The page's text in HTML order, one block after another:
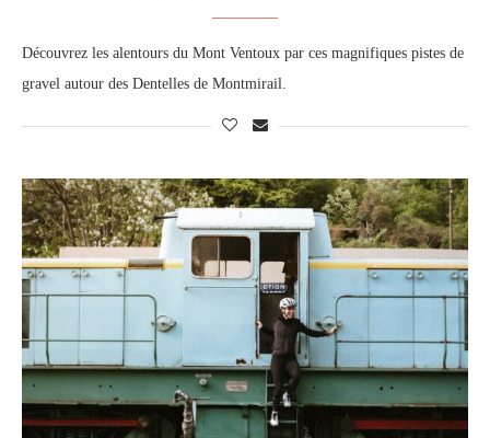
Découvrez les alentours du Mont Ventoux par ces magnifiques pistes de
gravel autour des Dentelles de Montmirail.